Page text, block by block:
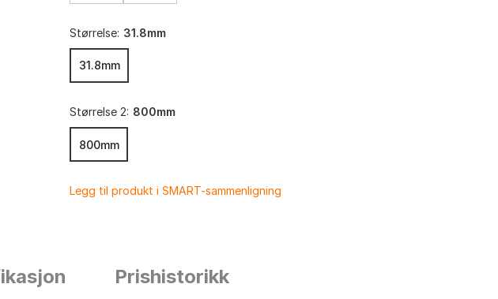
Størrelse: 31.8mm
31.8mm
Størrelse 2: 800mm
800mm
Legg til produkt i SMART-sammenligning
Prishistorikk